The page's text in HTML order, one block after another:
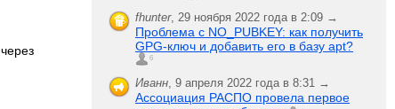
fhunter, 29 ноября 2022 года в 2:09 →
Проблема с NO_PUBKEY: как получить
GPG-ключ и добавить его в базу apt?
6
Иванн, 9 апреля 2022 года в 8:31 →
Ассоциация РАСПО провела первое